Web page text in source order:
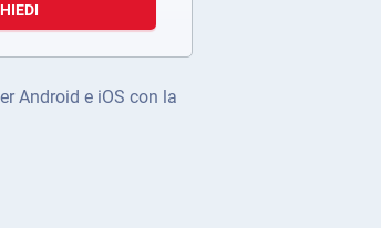
Android e iOS con la